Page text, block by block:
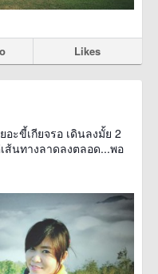
Likes
ะขี้เกียจรอ เดินลงมั้ย 2
ส้นทางลาดลงตลอด...พอ